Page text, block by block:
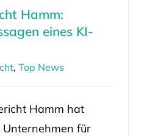
Hamm:
eines KI-
, Top News
Hamm hat
für